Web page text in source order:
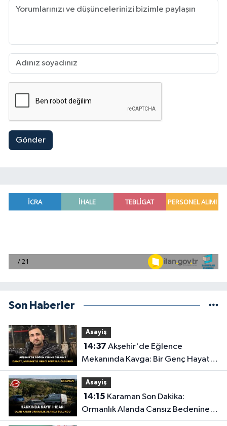
Gönder
Son Haberler
Asayiş
14:37
Mekanında Kavga: Bir Genç Hayatını
Kaybetti
Asayiş
14:15
Ormanlık Alanda Cansız Bedenine
Ulaşıldı